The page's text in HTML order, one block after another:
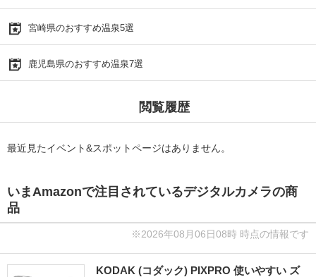
宮崎県のおすすめ温泉5選
鹿児島県のおすすめ温泉7選
閲覧履歴
最近見たイベント&スポットページはありません。
いまAmazonで注目されているデジタルカメラの商
品
※2026年08月06日08時 時点の情報です
KODAK (コダック) PIXPRO 使いやすい ズ